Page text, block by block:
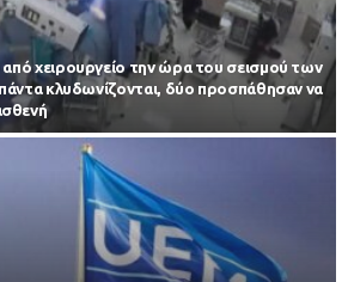
από χειρουργείο την ώρα του σεισμού των
κλυδωνίζονται, δύο προσπάθησαν να